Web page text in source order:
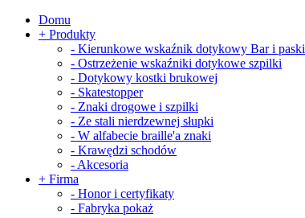
Domu
+ Produkty
- Kierunkowe wskaźnik dotykowy Bar i paski
- Ostrzeżenie wskaźniki dotykowe szpilki
- Dotykowy kostki brukowej
- Skatestopper
- Znaki drogowe i szpilki
- Ze stali nierdzewnej słupki
- W alfabecie braille'a znaki
- Krawędzi schodów
- Akcesoria
+ Firma
- Honor i certyfikaty
- Fabryka pokaż